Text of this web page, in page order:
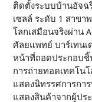
ติดตั้งระบบบ้านอัจฉ
เซลล์ ระดับ 1 สาขา
โลกเสมือนจริงผ่าน
ศัลยแพทย์ บาร์เทนเ
หน้าที่ถอดประกอบชิ้
การถ่ายทอดเทคโน
แสดงนิทรรศการกา
แสดงสินค้าจากผู้ปร